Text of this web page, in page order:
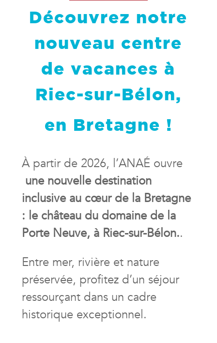
Découvrez notre
nouveau centre
de vacances à
Riec-sur-Bélon,
en Bretagne !
À partir de 2026, l’ANAÉ ouvre
une nouvelle destination
inclusive au cœur de la Bretagne
: le château du domaine de la
Porte Neuve, à Riec-sur-Bélon..
Entre mer, rivière et nature
préservée, profitez d’un séjour
ressourçant dans un cadre
historique exceptionnel.